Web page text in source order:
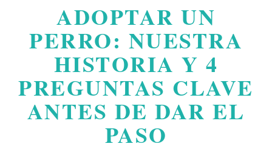
ADOPTAR UN
PERRO: NUESTRA
HISTORIA Y 4
PREGUNTAS CLAVE
ANTES DE DAR EL
PASO